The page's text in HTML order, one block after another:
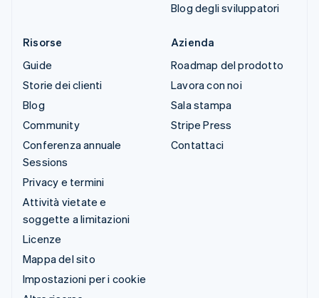
Blog degli sviluppatori
Risorse
Guide
Storie dei clienti
Blog
Community
Conferenza annuale
Sessions
Privacy e termini
Attività vietate e
soggette a limitazioni
Licenze
Mappa del sito
Impostazioni per i cookie
Azienda
Roadmap del prodotto
Lavora con noi
Sala stampa
Stripe Press
Contattaci